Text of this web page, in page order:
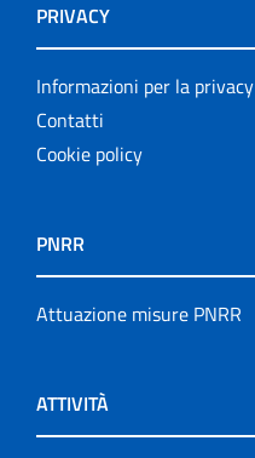
PRIVACY
Informazioni per la privacy
Contatti
Cookie policy
PNRR
Attuazione misure PNRR
ATTIVITÀ